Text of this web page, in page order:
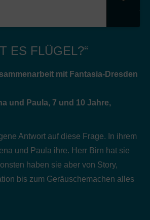
ES FLÜGEL?“
mit Fantasia-Dresden
und Paula, 7 und 10 Jahre,
Antwort auf diese Frage. In ihrem
und Paula ihre. Herr Birn hat sie
haben sie aber von Story,
bis zum Geräuschemachen alles